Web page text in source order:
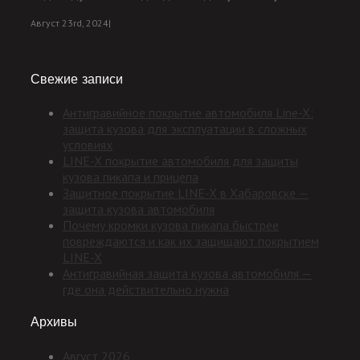
Август 23rd, 2024|
Свежие записи
Антигравийное покрытие автомобиля Line-X:
защита кузова для эксплуатации в сложных
условиях
LINE-X покрытие автомобиля для защиты
кузова пикапа и прицепа
Защитное покрытие LINE-X в Хабаровске —
защита кузова автомобиля
Почему кромки кузова пикапа быстрее
повреждаются и как их защищают покрытием
LINE-X
Антигравийная защита кузова автомобиля —
где она действительно нужна
Архивы
Август 2026